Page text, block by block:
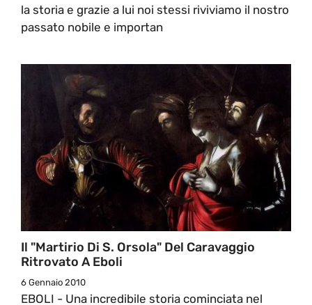
la storia e grazie a lui noi stessi riviviamo il nostro
passato nobile e importan
Il "Martirio Di S. Orsola" Del Caravaggio
Ritrovato A Eboli
6 Gennaio 2010
EBOLI - Una incredibile storia cominciata nel